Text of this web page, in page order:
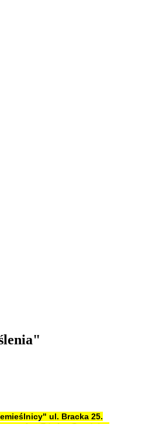
ul. Bracka 25.